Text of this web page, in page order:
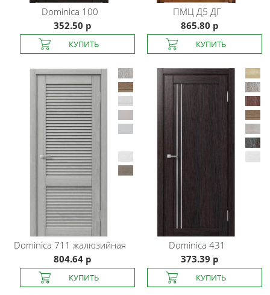
Dominica 100
352.50 р
ПМЦД5 ДГ
865.80 р
Dominica 711 жалюзийная
804.64 р
Dominica 431
373.39 р